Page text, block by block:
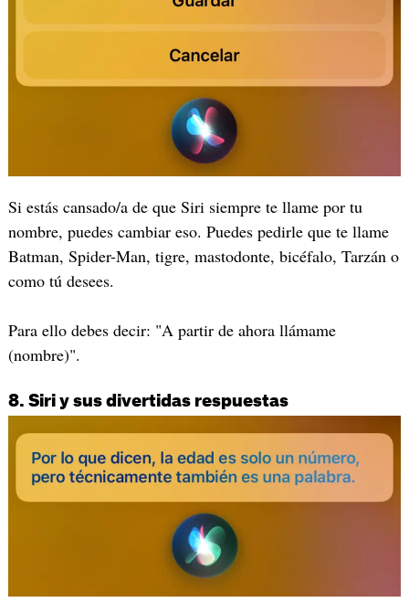
Si estás cansado/a de que Siri siempre te llame por tu
nombre, puedes cambiar eso. Puedes pedirle que te llame
Batman, Spider-Man, tigre, mastodonte, bicéfalo, Tarzán o
como tú desees.
Para ello debes decir: "A partir de ahora llámame
(nombre)".
8. Siri y sus divertidas respuestas